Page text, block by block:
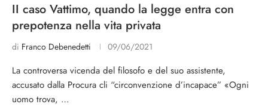
II caso Vattimo, quando la legge entra con
prepotenza nella vita privata
di Franco Debenedetti 09/06/2021
La controversa vicenda del filosofo e del suo assistente,
accusato dalla Procura cli “circonvenzione d’incapace” «Ogni
uomo trova, …